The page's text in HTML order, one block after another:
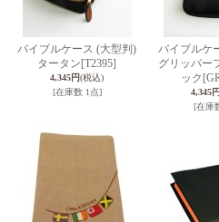
バイブルケース (大型判)
タータン [T2395]
4,345円(税込)
[在庫数 1点]
バイブルケ
グリッパー
ック
4,345円
[在庫